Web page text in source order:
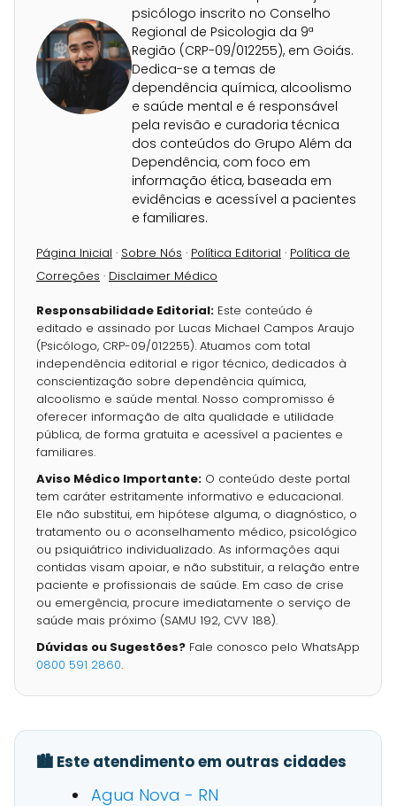
psicólogo inscrito no Conselho
Regional de Psicologia da 9ª
Região (CRP-09/012255), em Goiás.
Dedica-se a temas de
dependência química, alcoolismo
e saúde mental e é responsável
pela revisão e curadoria técnica
dos conteúdos do Grupo Além da
Dependência, com foco em
informação ética, baseada em
evidências e acessível a pacientes
e familiares.
Página Inicial · Sobre Nós · Política Editorial · Política de
Correções · Disclaimer Médico
Responsabilidade Editorial: Este conteúdo é
editado e assinado por Lucas Michael Campos Araujo
(Psicólogo, CRP-09/012255). Atuamos com total
independência editorial e rigor técnico, dedicados à
conscientização sobre dependência química,
alcoolismo e saúde mental. Nosso compromisso é
oferecer informação de alta qualidade e utilidade
pública, de forma gratuita e acessível a pacientes e
familiares.
Aviso Médico Importante: O conteúdo deste portal
tem caráter estritamente informativo e educacional.
Ele não substitui, em hipótese alguma, o diagnóstico, o
tratamento ou o aconselhamento médico, psicológico
ou psiquiátrico individualizado. As informações aqui
contidas visam apoiar, e não substituir, a relação entre
paciente e profissionais de saúde. Em caso de crise
ou emergência, procure imediatamente o serviço de
saúde mais próximo (SAMU 192, CVV 188).
Dúvidas ou Sugestões? Fale conosco pelo WhatsApp
0800 591 2860.
🏙️ Este atendimento em outras cidades
Agua Nova - RN